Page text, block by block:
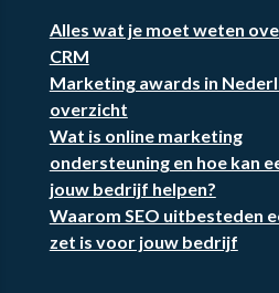
Alles wat je moet weten
CRM
Marketing awards in
overzicht
Wat is online marketing
ondersteuning en hoe kan
jouw bedrijf helpen?
Waarom SEO uitbesteden
zet is voor jouw bedrijf